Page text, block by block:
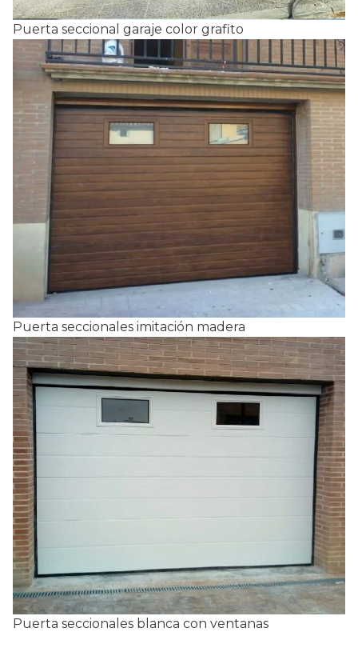
Puerta seccional garaje color grafito
Puerta seccionales imitación madera
Puerta seccionales blanca con ventanas